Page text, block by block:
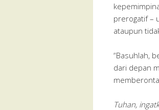
prerogatif –
ataupun
“Basuhlah,
dari depan
Tuhan,